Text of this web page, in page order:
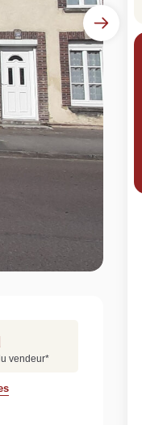
Gratuit
Estimez votre
Rapide et
Estimer mon bien
vendeur*